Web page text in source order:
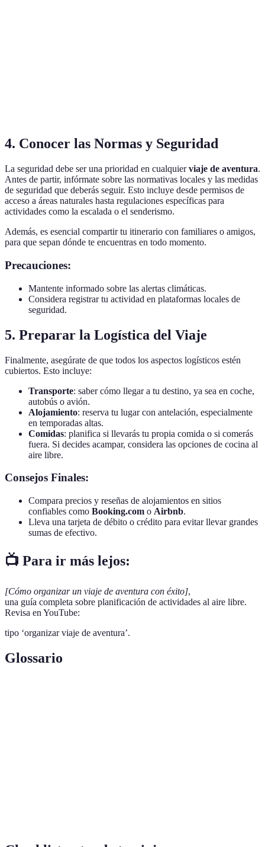
4. Conocer las Normas y Seguridad
La seguridad debe ser una prioridad en cualquierviaje de aventura.
Antes de partir, infórmate sobre las normativas locales y las medidas
de seguridad que deberás seguir. Esto incluye desde permisos de
acceso a áreas naturales hasta regulaciones específicas para
actividades como la escalada o el senderismo.
Además, es esencial compartir tu itinerario con familiares o amigos,
para que sepan dónde te encuentras en todo momento.
Precauciones:
Mantente informado sobre las alertas climáticas.
Considera registrar tu actividad en plataformas locales de
seguridad.
5. Preparar la Logística del Viaje
Finalmente, asegúrate de que todos los aspectos logísticos estén
cubiertos. Esto incluye:
Transporte: saber cómo llegar a tu destino, ya sea en coche,
autobús o avión.
Alojamiento: reserva tu lugar con antelación, especialmente
en temporadas altas.
Comidas: planifica si llevarás tu propia comida o si comerás
fuera. Si decides acampar, considera las opciones de cocina al
aire libre.
Consejos Finales:
Compara precios y reseñas de alojamientos en sitios
confiables como Booking.com o Airbnb.
Lleva una tarjeta de débito o crédito para evitar llevar grandes
sumas de efectivo.
📺 Para ir más lejos:
[Cómo organizar un viaje de aventura con éxito],
una guía completa sobre planificación de actividades al aire libre.
Revisa en YouTube:
tipo ‘organizar viaje de aventura’.
Glossario